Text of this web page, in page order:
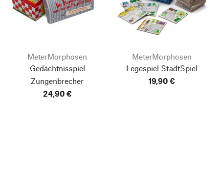
MeterMorphosen
Gedächtnisspiel
Zungenbrecher
24,90 €
MeterMorphosen
Legespiel StadtSpiel
19,90 €